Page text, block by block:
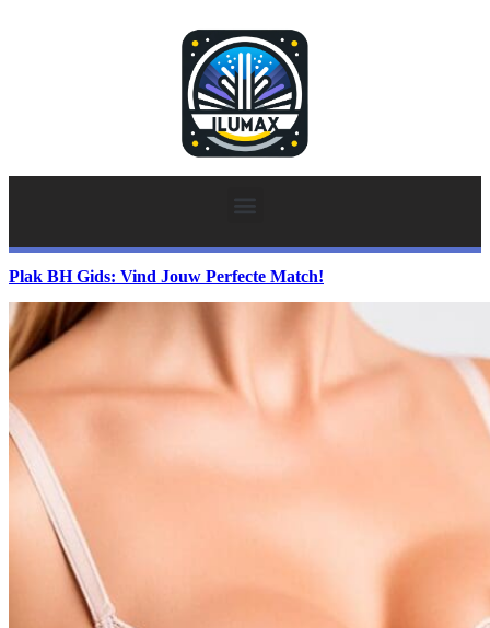
Plak BH Gids: Vind Jouw Perfecte Match!